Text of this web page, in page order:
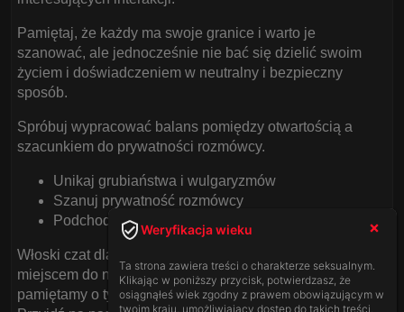
Pamiętaj, że każdy ma swoje granice i warto je
szanować, ale jednocześnie nie bać się dzielić swoim
życiem i doświadczeniem w neutralny i bezpieczny
sposób.
Spróbuj wypracować balans pomiędzy otwartością a
szacunkiem do prywatności rozmówcy.
Unikaj grubiaństwa i wulgaryzmów
Szanuj prywatność rozmówcy
Podchodź do rozmowy z otwartością
Włoski czat dla dorosłych może być fascynującym
miejscem do nawiązywania nowych znajomości, o ile
pamiętamy o tych prostych, ale jakże ważnych zasadach.
Weryfikacja wieku
Ta strona zawiera treści o charakterze seksualnym.
Klikając w poniższy przycisk, potwierdzasz, że
osiągnąłeś wiek zgodny z prawem obowiązującym w
twoim kraju, umożliwiający dostęp do takich treści.